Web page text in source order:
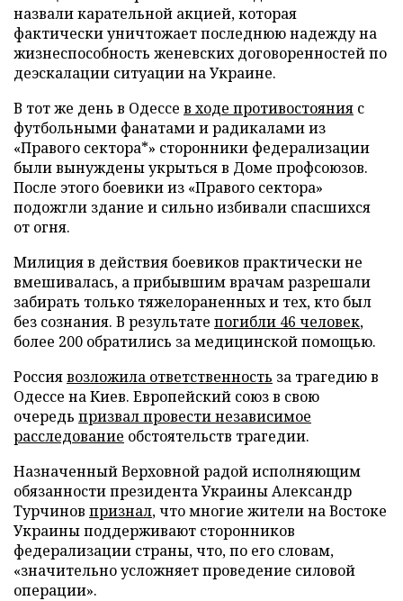
назвали карательной акцией, которая
фактически уничтожает последнюю надежду на
жизнеспособность женевских договоренностей по
деэскалации ситуации на Украине.
В тот же день в Одессе в ходе противостояния с
футбольными фанатами и радикалами из
«Правого сектора*» сторонники федерализации
были вынуждены укрыться в Доме профсоюзов.
После этого боевики из «Правого сектора»
подожгли здание и сильно избивали спасшихся
от огня.
Милиция в действия боевиков практически не
вмешивалась, а прибывшим врачам разрешали
забирать только тяжелораненных и тех, кто был
без сознания. В результате погибли 46 человек,
более 200 обратились за медицинской помощью.
Россиявозложила ответственность за трагедию в
Одессе на Киев. Европейский союз в свою
очередь призвал провести независимое
расследование обстоятельств трагедии.
Назначенный Верховной радой исполняющим
обязанности президента Украины Александр
Турчинов признал, что многие жители на Востоке
Украины поддерживают сторонников
федерализации страны, что, по его словам,
«значительно усложняет проведение силовой
операции».